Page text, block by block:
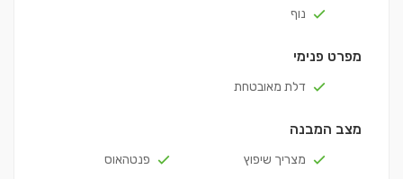
נוף
מפרט פנימי
דלת מאובטחת
מצב המבנה
מצריך שיפוץ פנטהאוס